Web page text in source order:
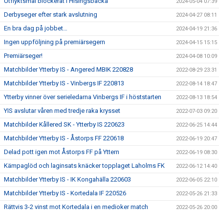
Derbyseger efter stark avslutning 2024-04-27 08:11
En bra dag på jobbet… 2024-04-19 21:36
Ingen uppföljning på premiärsegern 2024-04-15 15:15
Premiärseger! 2024-04-08 10:09
Matchbilder Ytterby IS - Angered MBIK 220828 2022-08-29 23:31
Matchbilder Ytterby IS - Vinbergs IF 220813 2022-08-14 18:47
Ytterby vinner över serieledarna Vinbergs IF i höststarten 2022-08-13 18:54
YIS avslutar våren med tredje raka krysset 2022-07-03 09:20
Matchbilder Kållered SK - Ytterby IS 220623 2022-06-25 14:44
Matchbilder Ytterby IS - Åstorps FF 220618 2022-06-19 20:47
Delad pott igen mot Åstorps FF på Yttern 2022-06-19 08:30
Kämpaglöd och laginsats knäcker topplaget Laholms FK 2022-06-12 14:40
Matchbilder Ytterby IS - IK Kongahälla 220603 2022-06-05 22:10
Matchbilder Ytterby IS - Kortedala IF 220526 2022-05-26 21:33
Rättvis 3-2 vinst mot Kortedala i en medioker match 2022-05-26 20:00